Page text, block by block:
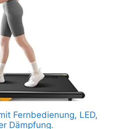
Fernbedienung, LED,
Dämpfung.